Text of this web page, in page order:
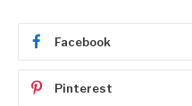
Facebook
Pinterest